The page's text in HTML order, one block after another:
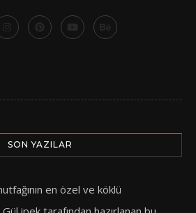
SON YAZILAR
en özel ve köklü